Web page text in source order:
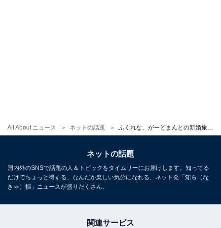
All About ニュース ネットの話題
ネットの話題
国内外のSNSで話題の人＆トピックをタイムリーにお届けします。知ってる
だけでちょっと得する、なんだか楽しい気分になれる、ネット発「知ら（な
きゃ）損」ニュースが盛りだくさん。
関連サービス